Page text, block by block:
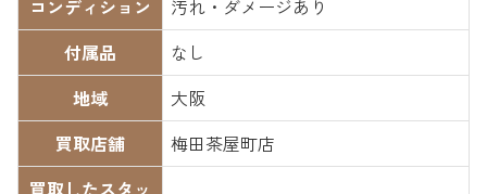
コンディション
汚れ・ダメージあり
付属品
なし
地域
大阪
買取店舗
梅田茶屋町店